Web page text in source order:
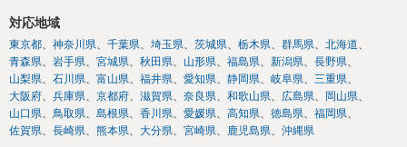
対応地域
東京都 神奈川県 千葉県 埼玉県 茨城県 栃木県 群馬県
北海道
青森県
岩手県 宮城県 秋田県 山形県 福島県 新潟県
長野県
山梨県
石川県 富山県 福井県 愛知県 静岡県 岐阜県
三重県
大阪府
兵庫県 京都府 滋賀県 奈良県 和歌山県 広島県
岡山県
山口県
鳥取県 島根県 香川県 愛媛県 高知県 徳島県
福岡県
佐賀県
長崎県 熊本県 大分県 宮崎県 鹿児島県 沖縄県